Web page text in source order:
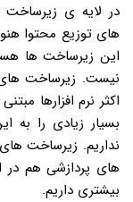
در لایه ی
های توزیع محتوا
این زیرساخت ها
نیست. زیرساخت های
اکثر نرم افزارها
بسیار زیادی را به
نداریم. زیرساخت
های پردازشی هم در
بیشتری داریم.